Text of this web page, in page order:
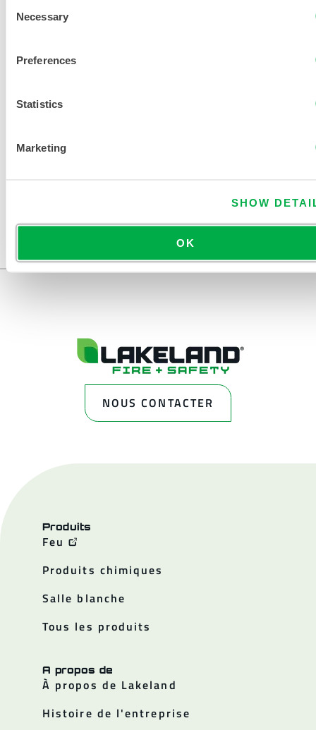
Selection
Necessary
Preferences
Statistics
Marketing
SHOW
OK
REBONDIES - POIGNETS ET CHEVILLES
ÉLASTIQUES
NOUS CONTACTER
Produits
Feu
Produits chimiques
Salle blanche
Tous les produits
A propos de
À propos de Lakeland
Histoire de l'entreprise